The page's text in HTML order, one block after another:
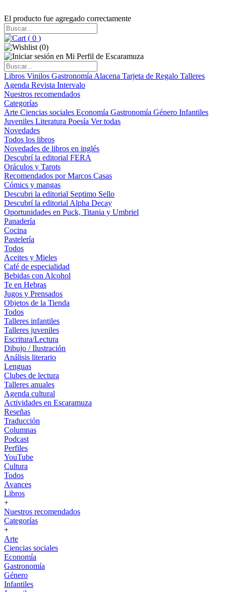
El producto fue agregado correctamente
( 0 )
(0)
Libros Vinilos Gastronomía Alacena Tarjeta de Regalo Talleres
Agenda Revista Intervalo
Nuestros recomendados
Categorías
Arte Ciencias sociales Economía Gastronomía Género Infantiles
Juveniles Literatura Poesía Ver todas
Novedades
Todos los libros
Novedades de libros en inglés
Descubrí la editorial FERA
Oráculos y Tarots
Recomendados por Marcos Casas
Cómics y mangas
Descubri la editorial Septimo Sello
Descubrí la editorial Alpha Decay
Oportunidades en Puck, Titania y Umbriel
Panadería
Cocina
Pastelería
Todos
Aceites y Mieles
Café de especialidad
Bebidas con Alcohol
Te en Hebras
Jugos y Prensados
Objetos de la Tienda
Todos
Talleres infantiles
Talleres juveniles
Escritura/Lectura
Dibujo / Ilustración
Análisis literario
Lenguas
Clubes de lectura
Talleres anuales
Agenda cultural
Actividades en Escaramuza
Reseñas
Traducción
Columnas
Podcast
Perfiles
YouTube
Cultura
Todos
Avances
Libros
+
Nuestros recomendados
Categorías
+
Arte
Ciencias sociales
Economía
Gastronomía
Género
Infantiles